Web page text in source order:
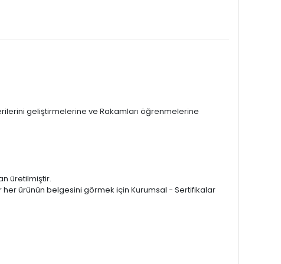
geliştirmelerine ve Rakamları öğrenmelerine
üretilmiştir.
ürünün belgesini görmek için Kurumsal - Sertifikalar